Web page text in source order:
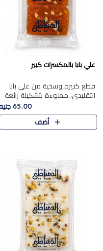
علي بابا بالمكسرات كبير
قطع كبيرة وسخية من علي بابا
التقليدي، مملوءة بتشكيلة رائعة
من المكسرات المحمصة المحمرة.
65.00 جنيه
أضف